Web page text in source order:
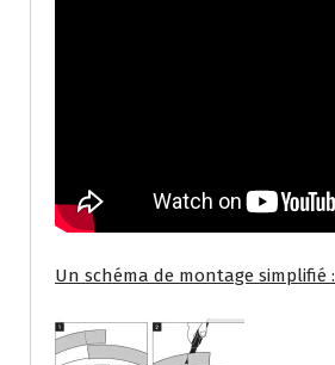
Un schéma de montage simplifié :